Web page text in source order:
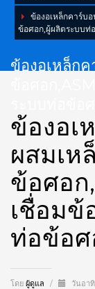
ข้องอเหล็กคาร์บ
ข้อศอก,ผู้ผลิตระบบท่
ข้องอเหล็ก
ข้องอเ
ผสมเห
ข้อศอก
เชื่อมข้
ท่อข้อศ
โดย ผู้ดูแล / วันอา